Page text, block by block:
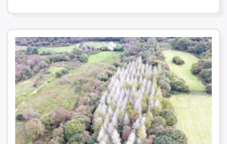
Botosani 1018 64 […]